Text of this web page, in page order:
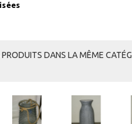
DANS LA MÊME